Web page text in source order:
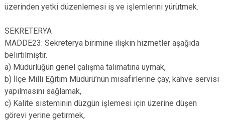
üzerinden yetki düzenlemesi iş ve işlemlerini yürütmek.
SEKRETERYA
MADDE23: Sekreterya birimine ilişkin hizmetler aşağıda
belirtilmiştir.
a) Müdürlüğün genel çalışma talimatına uymak,
b) İlçe Milli Eğitim Müdürü’nün misafirlerine çay, kahve servisi
yapılmasını sağlamak,
c) Kalite sisteminin düzgün işlemesi için üzerine düşen
görevi yerine getirmek,